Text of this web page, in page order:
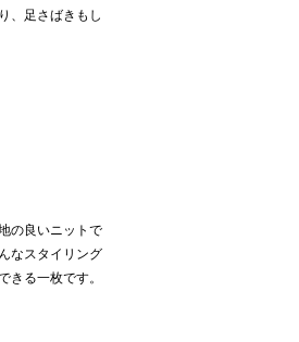
、足さばきもし
の良いニットで
なスタイリング
きる一枚です。